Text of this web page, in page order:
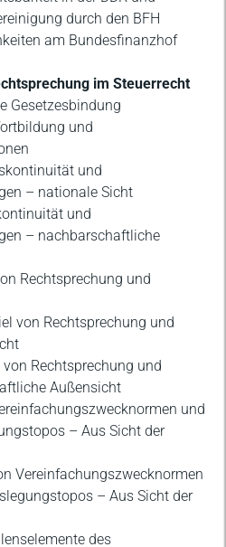
durch den BFH
am Bundesfinanzhof
im Steuerrecht
Gesetzesbindung
und
und
– nationale Sicht
und
– nachbarschaftliche
Rechtsprechung und
von Rechtsprechung und
Rechtsprechung und
Außensicht
und
– Aus Sicht der
Vereinfachungszwecknormen
– Aus Sicht der
des